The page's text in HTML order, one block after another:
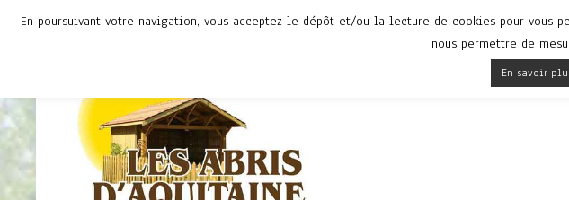
ACCUEIL
En poursuivant votre navigation, vous acceptez le dépôt et/ou la lecture de cookies pour vous
nous permettre de
En savoir